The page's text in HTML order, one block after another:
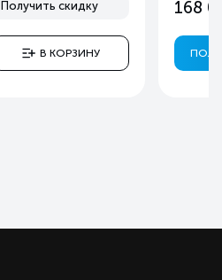
Получить скидку
В КОРЗИНУ
168